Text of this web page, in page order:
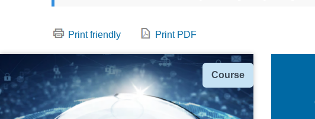
Print friendly Print PDF
Type
Course